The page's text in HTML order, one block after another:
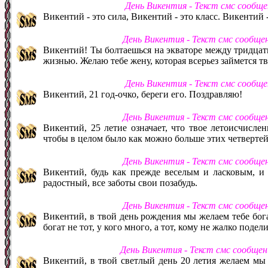
День Викентия - Текст смс
Викентий - это сила, Викентий - это класс. Викентий
День Викентия - Текст смс
Викентий! Ты болтаешься на экваторе между
жизнью. Желаю тебе жену, которая всерьез займется
День Викентия - Текст смс
Викентий, 21 год-очко, береги его. Поздравляю!
День Викентия - Текст смс
Викентий, 25 летие означает, что твое
чтобы в целом было как можно больше этих
День Викентия - Текст смс
Викентий, будь как прежде веселым и ласковым,
радостный, все заботы свои позабудь.
День Викентия - Текст смс
Викентий, в твой день рождения мы желаем тебе
богат не тот, у кого много, а тот, кому не жалко
День Викентия - Текст смс
Викентий, в твой светлый день 20 летия желаем